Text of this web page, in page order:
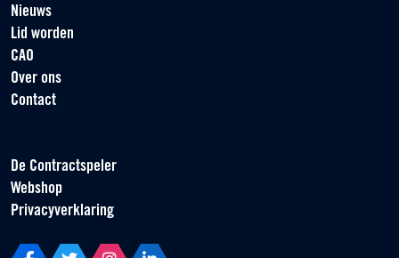
Nieuws
Lid worden
CAO
Over ons
Contact
De Contractspeler
Webshop
Privacyverklaring